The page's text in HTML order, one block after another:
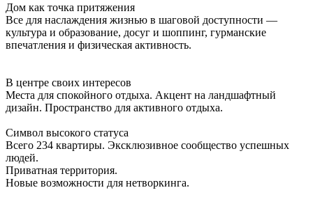
Дом как точка притяжения
Все для наслаждения жизнью в шаговой доступности —
культура и образование, досуг и шоппинг, гурманские
впечатления и физическая активность.
В центре своих интересов
Места для спокойного отдыха. Акцент на ландшафтный
дизайн. Пространство для активного отдыха.
Символ высокого статуса
Всего 234 квартиры. Эксклюзивное сообщество успешных
людей.
Приватная территория.
Новые возможности для нетворкинга.